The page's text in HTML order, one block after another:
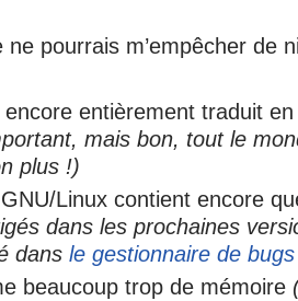
ne pourrais m’empêcher de
encore entièrement traduit
mais bon, tout le
plus !)
Linux contient encore
dans les prochaines
dans le gestionnaire de
beaucoup trop de mémoire